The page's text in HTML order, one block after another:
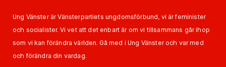
Ung Vänster är Vänsterpartiets ungdomsförbund, vi är feminister
och socialister. Vi vet att det enbart är om vi tillsammans går ihop
som vi kan förändra världen. Gå med i Ung Vänster och var med
och förändra din vardag.